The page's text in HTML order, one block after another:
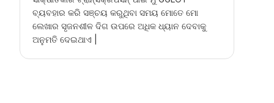
ବ୍ୟବହାର କରି ସଞ୍ଚୟ କରୁଥିବା ସମୟ ମୋତେ ମୋ
ଲେଖାର ସୃଜନଶୀଳ ଦିଗ ଉପରେ ଅଧିକ ଧ୍ୟାନ ଦେବାକୁ
ଅନୁମତି ଦେଇଥାଏ |